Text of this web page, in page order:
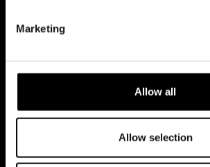
Marketing
Allow all
Allow selection